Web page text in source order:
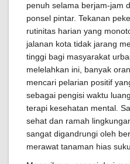
penuh selama berjam-jam
ponsel pintar. Tekanan
rutinitas harian yang
jalanan kota tidak jarang
tinggi bagi masyarakat
melelahkan ini, banyak
mencari pelarian positif
sebagai pengisi waktu
terapi kesehatan mental.
sehat dan ramah
sangat digandrungi oleh
merawat tanaman hias